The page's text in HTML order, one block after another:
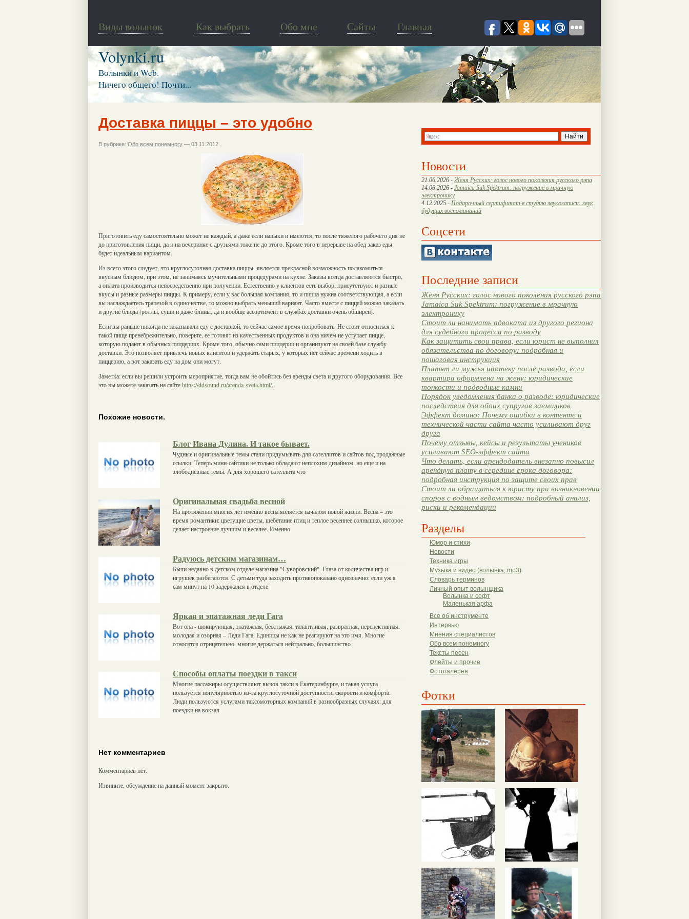
Виды волынок Как выбрать Обо мне Cайты Главная
Volynki.ru
Волынки и Web.
Ничего общего! Почти...
Новости
21.06.2026 - Женя Русских: голос нового поколения русского рэпа
14.06.2026 - Jamaica Suk Spektrum: погружение в мрачную
электронику
4.12.2025 - Подарочный сертификат в студию звукозаписи: звук
будущих воспоминаний
Соцсети
Последние записи
Женя Русских: голос нового поколения русского рэпа
Jamaica Suk Spektrum: погружение в мрачную
электронику
Стоит ли нанимать адвоката из другого региона
для судебного процесса по разводу
Как защитить свои права, если юрист не выполнил
обязательства по договору: подробная и
пошаговая инструкция
Платят ли мужья ипотеку после развода, если
квартира оформлена на жену: юридические
тонкости и подводные камни
Порядок уведомления банка о разводе: юридические
последствия для обоих супругов заемщиков
Эффект домино: Почему ошибки в контенте и
технической части сайта часто усиливают друг
друга
Почему отзывы, кейсы и результаты учеников
усиливают SEO-эффект сайта
Что делать, если арендодатель внезапно повысил
арендную плату в середине срока договора:
подробная инструкция по защите своих прав
Стоит ли обращаться к юристу при возникновении
споров с водным ведомством: подробный анализ,
риски и рекомендации
Разделы
Юмор и стихи
Новости
Техника игры
Музыка и видео (волынка, mp3)
Словарь терминов
Личный опыт волынщика
Волынка и софт
Маленькая арфа
Все об инструменте
Интервью
Мнения специалистов
Обо всем понемногу
Тексты песен
Флейты и прочие
Фотогалерея
Фотки
Доставка пиццы – это удобно
В рубрике: Обо всем понемногу — 03.11.2012
Приготовить еду самостоятельно может не каждый, а даже если навыки и имеются, то после тяжелого рабочего дня не
до приготовления пищи, да и на вечеринке с друзьями тоже не до этого. Кроме того в перерыве на обед заказ еды
будет идеальным вариантом.
Из всего этого следует, что круглосуточная доставка пиццы является прекрасной возможность полакомиться
вкусным блюдом, при этом, не занимаясь мучительными процедурами на кухне. Заказы всегда доставляются быстро,
а оплата производится непосредственно при получении. Естественно у клиентов есть выбор, присутствуют и разные
вкусы и разные размеры пиццы. К примеру, если у вас большая компания, то и пицца нужна соответствующая, а если
вы наслаждаетесь трапезой в одиночестве, то можно выбрать меньший вариант. Часто вместе с пиццей можно заказать
и другие блюда (роллы, суши и даже блины, да и вообще ассортимент в службах доставки очень обширен).
Если вы раньше никогда не заказывали еду с доставкой, то сейчас самое время попробовать. Не стоит относиться к
такой пище пренебрежительно, поверьте, ее готовят из качественных продуктов и она ничем не уступает пицце,
которую подают в обычных пиццериях. Кроме того, обычно сами пиццерии и организуют на своей базе службу
доставки. Это позволяет привлечь новых клиентов и удержать старых, у которых нет сейчас времени ходить в
пиццерию, а вот заказать еду на дом они могут.
Заметка: если вы решили устроить мероприятие, тогда вам не обойтись без аренды света и другого оборудования. Все
это вы можете заказать на сайтеhttps://ddsound.ru/arenda-sveta.html/.
Похожие новости.
Блог Ивана Дулина. И такое бывает.
Чудные и оригинальные темы стали придумывать для сателлитов и сайтов под продажные
ссылки. Теперь мини-сайтики не только обладают неплохим дизайном, но еще и на
злободневные темы. А для хорошего сателлита что
Оригинальная свадьба весной
На протяжении многих лет именно весна является началом новой жизни. Весна – это
время романтики: цветущие цветы, щебетание птиц и теплое весеннее солнышко, которое
делает настроение лучшим и веселее. Именно
Радуюсь детским магазинам…
Были недавно в детском отделе магазина "Суворовский". Глаза от количества игр и
игрушек разбегаются. С детьми туда заходить противопоказано однозначно: если уж я
сам минут на 10 задержался в отделе
Яркая и эпатажная леди Гага
Вот она - шокирующая, эпатажная, бесстыжая, талантливая, развратная, перспективная,
молодая и озорная – Леди Гага. Единицы не как не реагируют на это имя. Многие
относятся отрицательно, многие держаться нейтрально, большинство
Способы оплаты поездки в такси
Многие пассажиры осуществляют вызов такси в Екатеринбурге, и такая услуга
пользуется популярностью из-за круглосуточной доступности, скорости и комфорта.
Люди пользуются услугами таксомоторных компаний в разнообразных случаях: для
поездки на вокзал
Нет комментариев
Комментариев нет.
Извините, обсуждение на данный момент закрыто.